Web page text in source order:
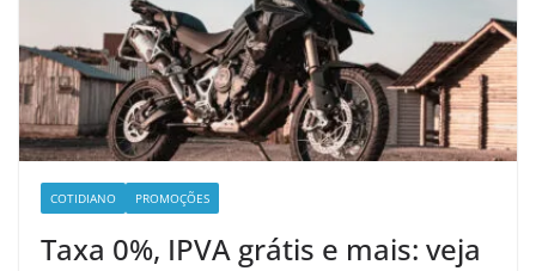
COTIDIANO PROMOÇÕES
Taxa 0%, IPVA grátis e mais: veja